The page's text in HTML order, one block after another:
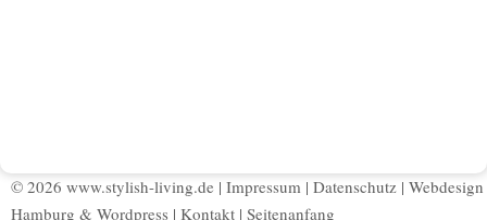
© 2026 www.stylish-living.de | Impressum | Datenschutz | Webdesign
Hamburg & Wordpress | Kontakt | Seitenanfang